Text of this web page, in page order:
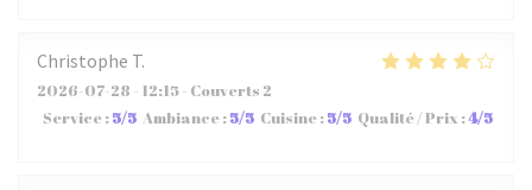
Christophe T
2026-07-28 - 12:15 - Couverts 2
Service :5/5 Ambiance :5/5 Cuisine :5/5 Qualité / Prix :4/5